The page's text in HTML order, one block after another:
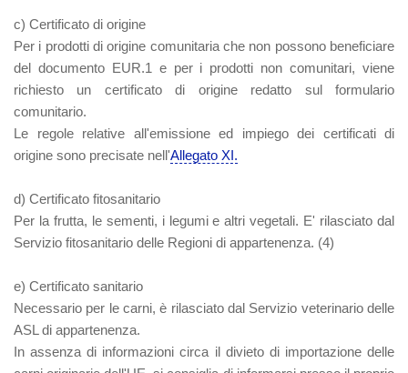
c) Certificato di origine
Per i prodotti di origine comunitaria che non possono beneficiare
del documento EUR.1 e per i prodotti non comunitari, viene
richiesto un certificato di origine redatto sul formulario
comunitario.
Le regole relative all'emissione ed impiego dei certificati di
origine sono precisate nell'Allegato XI.
d) Certificato fitosanitario
Per la frutta, le sementi, i legumi e altri vegetali. E' rilasciato dal
Servizio fitosanitario delle Regioni di appartenenza. (4)
e) Certificato sanitario
Necessario per le carni, è rilasciato dal Servizio veterinario delle
ASL di appartenenza.
In assenza di informazioni circa il divieto di importazione delle